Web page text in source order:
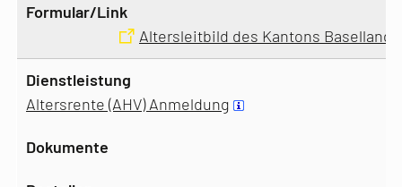
Altersleitbild des Kantons Baselland
Altersrente (AHV) Anmeldung